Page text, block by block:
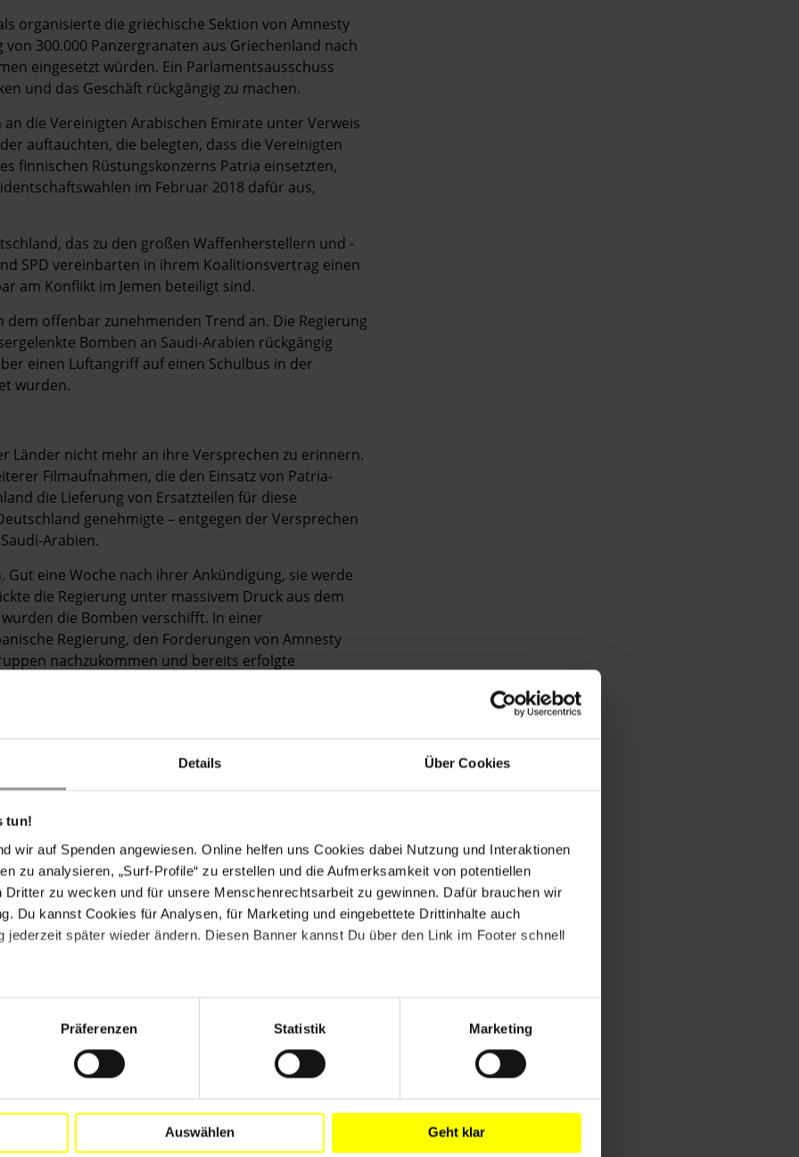
Details Über Cookies
tun!
wir auf Spenden angewiesen. Online helfen uns Cookies dabei Nutzung und Interaktionen
zu analysieren, „Surf-Profile“ zu erstellen und die Aufmerksamkeit von potentiellen
Dritter zu wecken und für unsere Menschenrechtsarbeit zu gewinnen. Dafür brauchen wir
Du kannst Cookies für Analysen, für Marketing und eingebettete Drittinhalte auch
jederzeit später wieder ändern. Diesen Banner kannst Du über den Link im Footer schnell
Präferenzen Statistik Marketing
Auswählen Geht klar
organisierte die griechische Sektion von Amnesty
300.000 Panzergranaten aus Griechenland nach
eingesetzt würden. Ein Parlamentsausschuss
und das Geschäft rückgängig zu machen.
die Vereinigten Arabischen Emirate unter Verweis
auftauchten, die belegten, dass die Vereinigten
finnischen Rüstungskonzerns Patria einsetzten,
im Februar 2018 dafür aus,
das zu den großen Waffenherstellern und -
SPD vereinbarten in ihrem Koalitionsvertrag einen
am Konflikt im Jemen beteiligt sind.
offenbar zunehmenden Trend an. Die Regierung
Bomben an Saudi-Arabien rückgängig
einen Luftangriff auf einen Schulbus in der
wurden.
Länder nicht mehr an ihre Versprechen zu erinnern.
Filmaufnahmen, die den Einsatz von Patria-
die Lieferung von Ersatzteilen für diese
genehmigte – entgegen der Versprechen
Arabien.
eine Woche nach ihrer Ankündigung, sie werde
die Regierung unter massivem Druck aus dem
die Bomben verschifft. In einer
Regierung, den Forderungen von Amnesty
nachzukommen und bereits erfolgte
Waffen mehr zu liefern.
der Militärallianz inzwischen hinterfragt wird, ist
größten Waffenlieferanten, völlig unverändert. Sie
zu bombardieren und zivile Infrastruktur zu
technische und logistische
und einer Verschlechterung der
im Jemen wächst der Druck auf die Regierungen,
gefordert, Waffenlieferungen an Saudi-Arabien
abgelehnt werden. Eine Klage gegen britische
2017, zwei Berufungsrichter ließen jedoch im Mai
die Lieferung von 120.000 präzisionsgelenkten
Emirate. Im September gab es außerdem
am bewaffneten Konflikt im Jemen zu beenden.
von 1973, ­wonach der Kongress militärischen
Fall nicht geschehen ist.